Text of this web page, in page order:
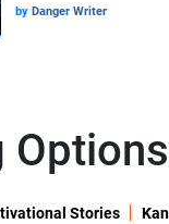
by Danger Writer
Options
Stories